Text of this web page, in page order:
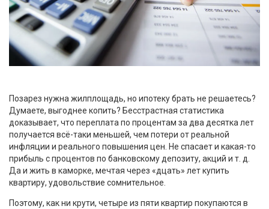
Позарез нужна жилплощадь, но ипотеку брать не решаетесь?
Думаете, выгоднее копить? Бесстрастная статистика
доказывает, что переплата по процентам за два десятка лет
получается всё-таки меньшей, чем потери от реальной
инфляции и реального повышения цен. Не спасает и какая-то
прибыль с процентов по банковскому депозиту, акций и т. д.
Да и жить в каморке, мечтая через «дцать» лет купить
квартиру, удовольствие сомнительное.
Поэтому, как ни крути, четыре из пяти квартир покупаются в